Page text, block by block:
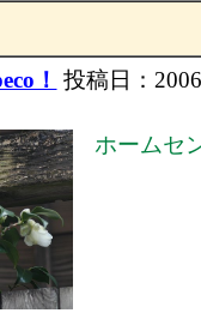
！ 投稿日：
ホームセ